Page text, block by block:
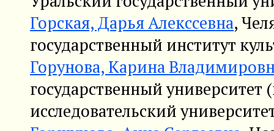
Горская, Дарья Алекссевна,
государственный институт
Горунова, Карина
государственный
исследовательский